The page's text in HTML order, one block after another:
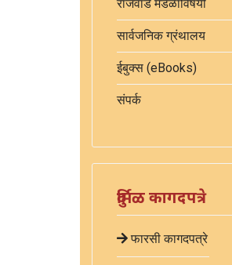
राजवाडे मंडळाविषयी
सार्वजनिक ग्रंथालय
ईबुक्स (eBooks)
संपर्क
दुर्मिळ कागदपत्रे
फारसी कागदपत्रे